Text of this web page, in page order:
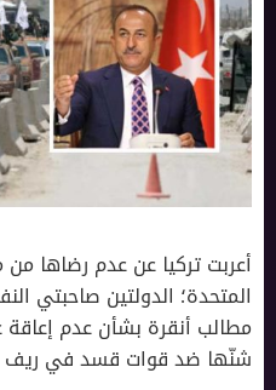
أعربت تركيا عن عدم رضاها
المتحدة؛ الدولتين صاحبتي
مطالب أنقرة بشأن عدم
شنّها ضد قوات قسد في ريف